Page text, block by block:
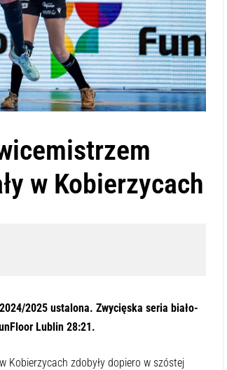
w Kobierzycach
2025 ustalona. Zwycięska seria biało-
Lublin 28:21.
Kobierzycach zdobyły dopiero w szóstej